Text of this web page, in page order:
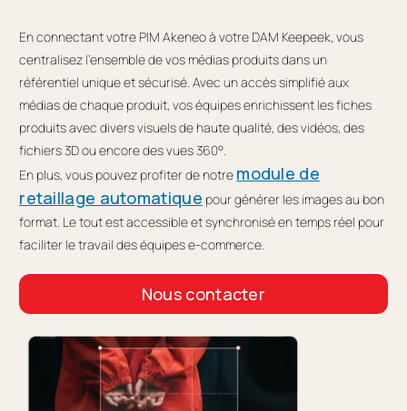
En connectant votre PIM Akeneo à votre DAM Keepeek, vous
centralisez l’ensemble de vos médias produits dans un
référentiel unique et sécurisé. Avec un accès simplifié aux
médias de chaque produit, vos équipes enrichissent les fiches
produits avec divers visuels de haute qualité, des vidéos, des
fichiers 3D ou encore des vues 360°.
En plus, vous pouvez profiter de notre module de
retaillage automatique pour générer les images au bon
format. Le tout est accessible et synchronisé en temps réel pour
faciliter le travail des équipes e-commerce.
Nous contacter